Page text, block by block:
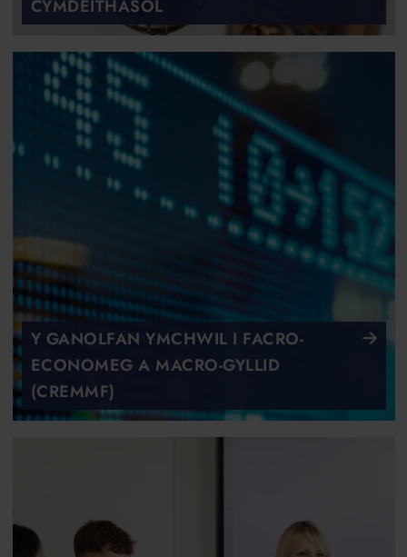
CYMDEITHASOL
Y GANOLFAN YMCHWIL I FACRO-
ECONOMEG A MACRO-GYLLID
(CREMMF)